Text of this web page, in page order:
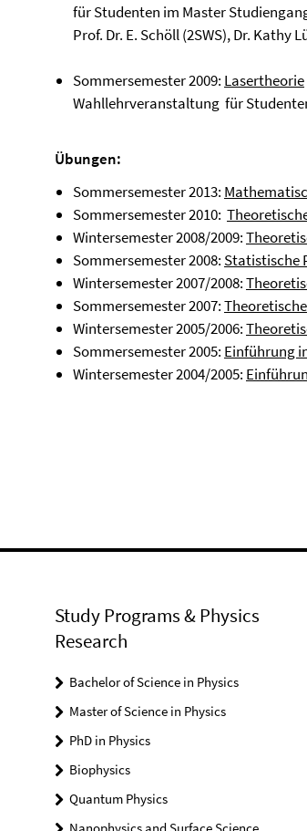
für Studenten im Master
Prof. Dr. E. Schöll (2SWS), Dr. Kathy
Sommersemester 2009: Lasertheorie
Wahllehrveranstaltung für
Übungen:
Sommersemester 2013:
Sommersemester 2010:
Wintersemester 2008/2009:
Sommersemester 2008: Statistische
Wintersemester 2007/2008:
Sommersemester 2007:
Wintersemester 2005/2006:
Sommersemester 2005: Einführung
Wintersemester 2004/2005:
Study Programs & Physics
Research
Bachelor of Science in Physics
Master of Science in Physics
PhD in Physics
Biophysics
Quantum Physics